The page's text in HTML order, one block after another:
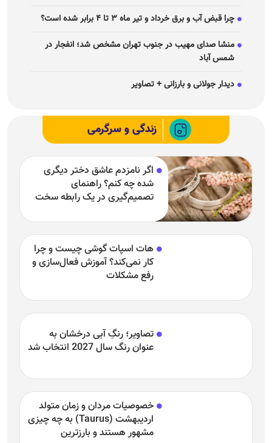
دیدار جولانی و بارزانی + تصاویر
شده چه کنم؟ راهنمای
تصمیم‌گیری در یک رابطه سخت
هات اسپات گوشی چیست و چرا
کار نمی‌کند؟ آموزش فعال‌سازی و
رفع مشکلات
تصاویر؛ رنگِ آبی درخشان به
عنوان رنگ سال 2027 انتخاب شد
خصوصیات مردان و زمان متولد
اردیبهشت (Taurus) به چه چیزی
خصوصیت اردیبهشتی‌ها چیست؟
طرز تهیه و ساخت پروتئین وی
خانگی به آسان‌ترین روش